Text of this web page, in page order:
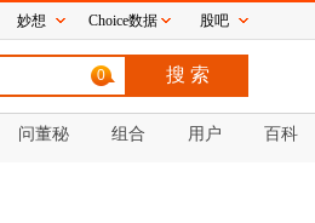
0
问董秘 组合 用户 百科
妙想 Choice数据 股吧